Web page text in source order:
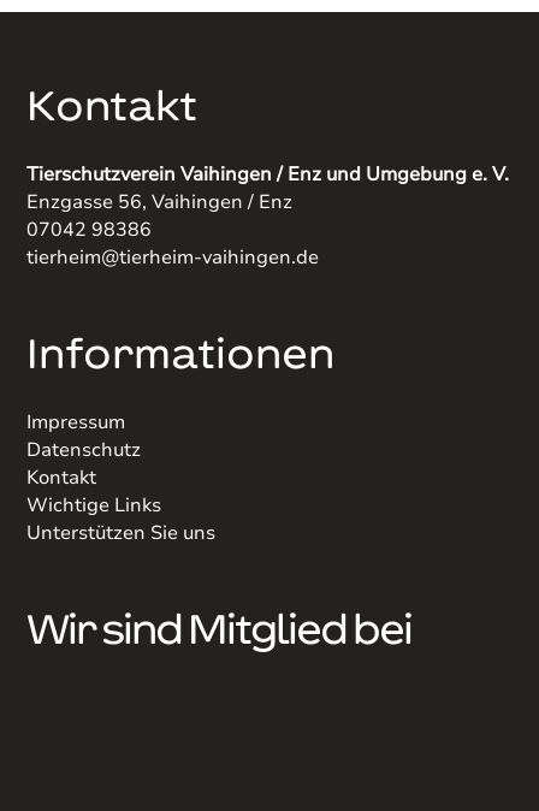
Kontakt
Tierschutzverein Vaihingen / Enz und Umgebung e. V.
Enzgasse 56, Vaihingen / Enz
07042 98386
tierheim@tierheim-vaihingen.de
Informationen
Impressum
Datenschutz
Kontakt
Wichtige Links
Unterstützen Sie uns
Wir sind Mitglied bei